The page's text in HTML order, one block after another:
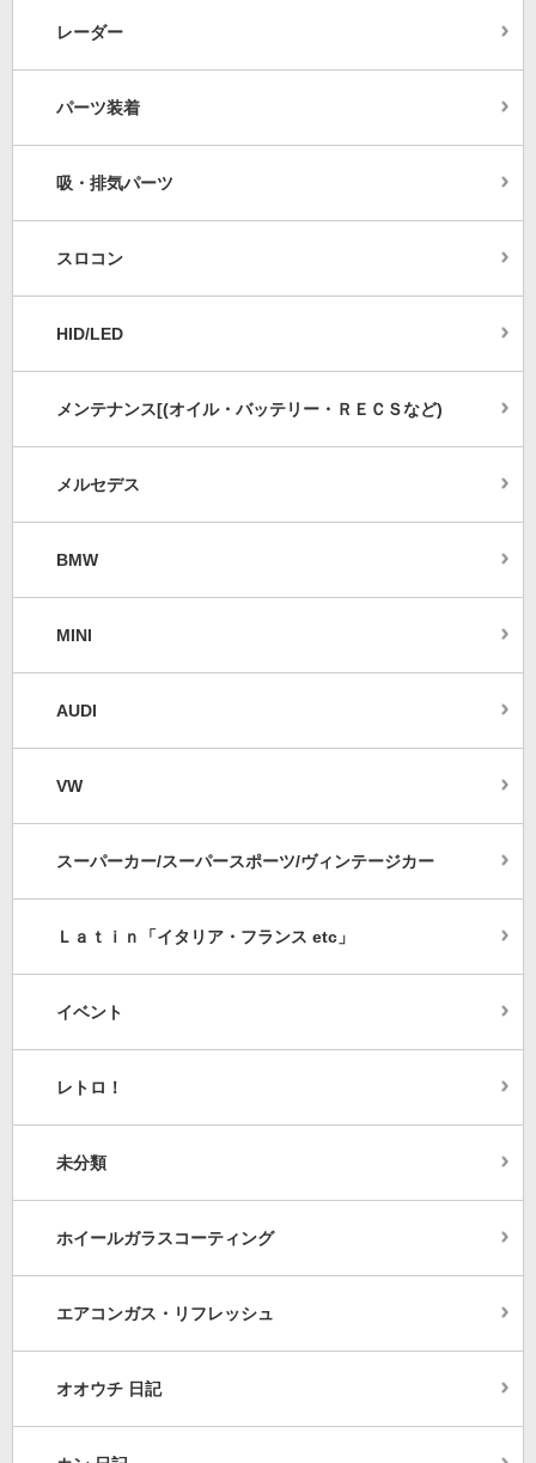
レーダー
パーツ装着
吸・排気パーツ
スロコン
HID/LED
メンテナンス[(オイル・バッテリー・ＲＥＣＳなど)
メルセデス
BMW
MINI
AUDI
VW
スーパーカー/スーパースポーツ/ヴィンテージカー
Ｌａｔｉｎ「イタリア・フランス etc」
イベント
レトロ！
未分類
ホイールガラスコーティング
エアコンガス・リフレッシュ
オオウチ 日記